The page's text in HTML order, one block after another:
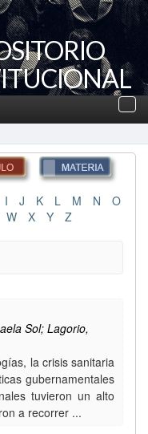
I J K L M N
O
W X Y Z
Sol; Lagorio,
la crisis sanitaria
gubernamentales
tuvieron un alto
a recorrer ...